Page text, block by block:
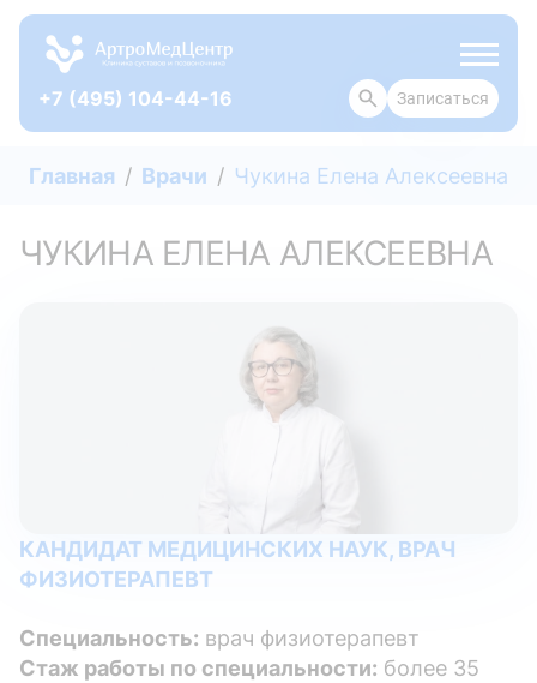
+7 (495) 104-44-16 Записаться
О КЛИНИКЕ
Главная Врачи Чукина Елена Алексеевна
ЧУКИНА ЕЛЕНА АЛЕКСЕЕВНА
КАНДИДАТ МЕДИЦИНСКИХ НАУК, ВРАЧ
ФИЗИОТЕРАПЕВТ
Специальность: врач физиотерапевт
Стаж работы по специальности: более 35